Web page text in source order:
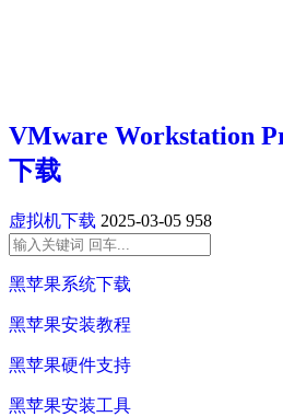
VMware Workstation
下载
虚拟机下载 2025-03-05 958
黑苹果系统下载
黑苹果安装教程
黑苹果硬件支持
黑苹果安装工具